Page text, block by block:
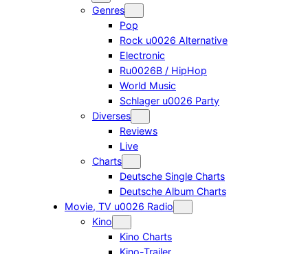
Genres
Pop
Rock u0026 Alternative
Electronic
Ru0026B / HipHop
World Music
Schlager u0026 Party
Diverses
Reviews
Live
Charts
Deutsche Single Charts
Deutsche Album Charts
Movie, TV u0026 Radio
Kino
Kino Charts
Kino-Trailer